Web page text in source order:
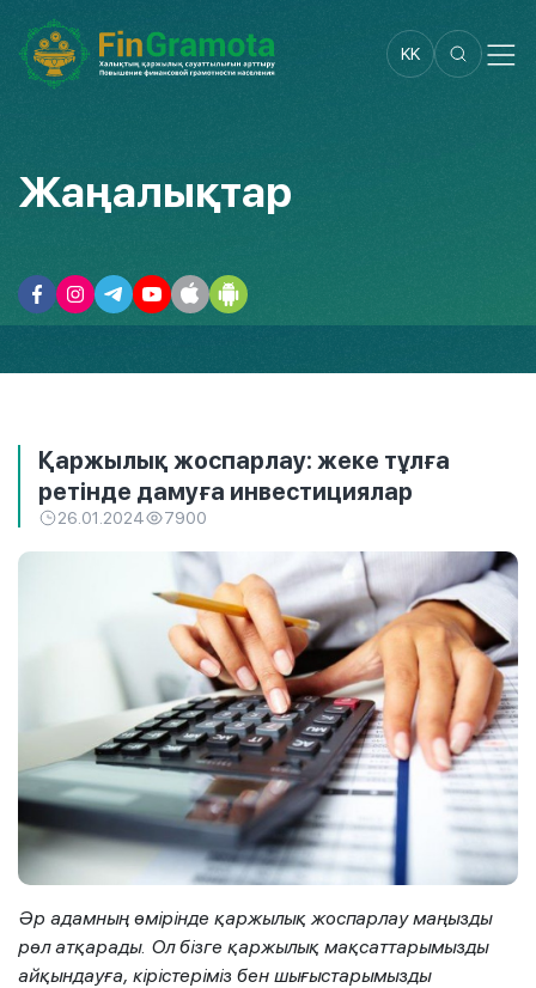
KK
Жаңалықтар
Қаржылық жоспарлау: жеке тұлға
ретінде дамуға инвестициялар
26.01.2024 7900
Әр адамның өмірінде қаржылық жоспарлау маңызды
рөл атқарады. Ол бізге қаржылық мақсаттарымызды
айқындауға, кірістеріміз бен шығыстарымызды